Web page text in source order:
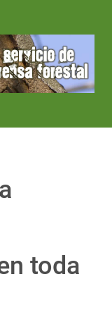
toda